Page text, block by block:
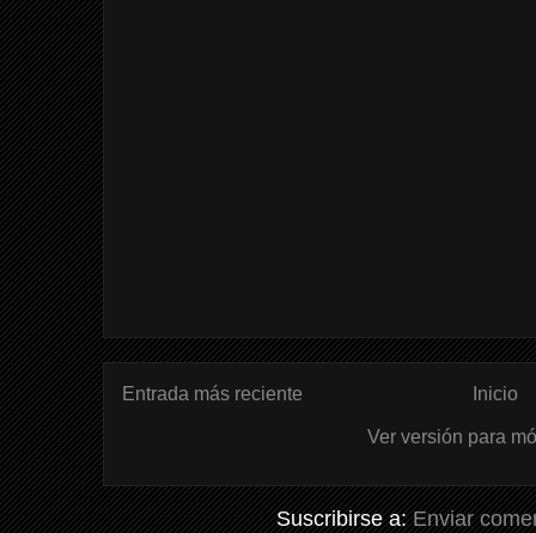
Entrada más reciente Inicio
Ver versión para
Suscribirse a:Enviar